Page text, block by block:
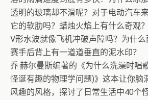
透明的玻璃却不滑呢？对于电动汽车
它的软肋吗？蜡烛火焰上有什么奇观
V形水波就像飞机冲破声障吗？为什
赛手后背上有一道道垂直的泥水印？
乔·赫尔曼斯编著的《为什么洗澡时唱
怪诞有趣的物理学问题)》这本让你脑
风趣的风格，探讨了日常生活中40个